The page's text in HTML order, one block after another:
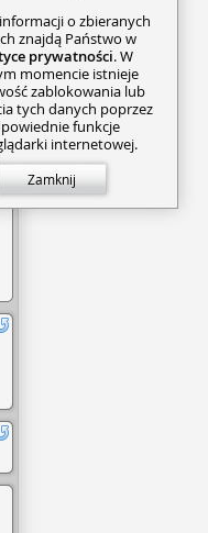
o zbieranych
znajdą Państwo w
prywatności. W
momencie istnieje
zablokowania lub
tych danych poprzez
funkcje
internetowej.
Zamknij